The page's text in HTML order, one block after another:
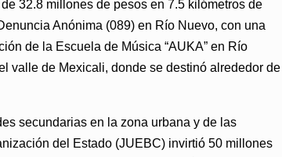
32.8 millones de pesos en 7.5 kilómetros de
Anónima (089) en Río Nuevo, con una
de la Escuela de Música “AUKA” en Río
valle de Mexicali, donde se destinó alrededor de
secundarias en la zona urbana y de las
del Estado (JUEBC) invirtió 50 millones